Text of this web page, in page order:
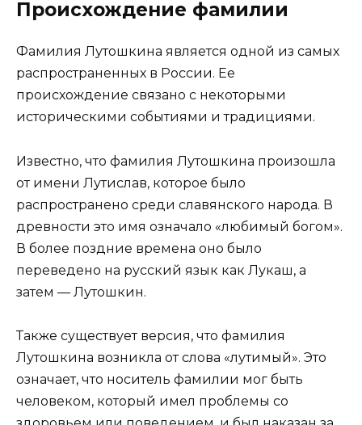
Происхождение фамилии
Фамилия Лутошкина является одной из самых
распространенных в России. Ее
происхождение связано с некоторыми
историческими событиями и традициями.
Известно, что фамилия Лутошкина произошла
от имени Лутислав, которое было
распространено среди славянского народа. В
древности это имя означало «любимый богом».
В более поздние времена оно было
переведено на русский язык как Лукаш, а
затем — Лутошкин.
Также существует версия, что фамилия
Лутошкина возникла от слова «лутимый». Это
означает, что носитель фамилии мог быть
человеком, который имел проблемы со